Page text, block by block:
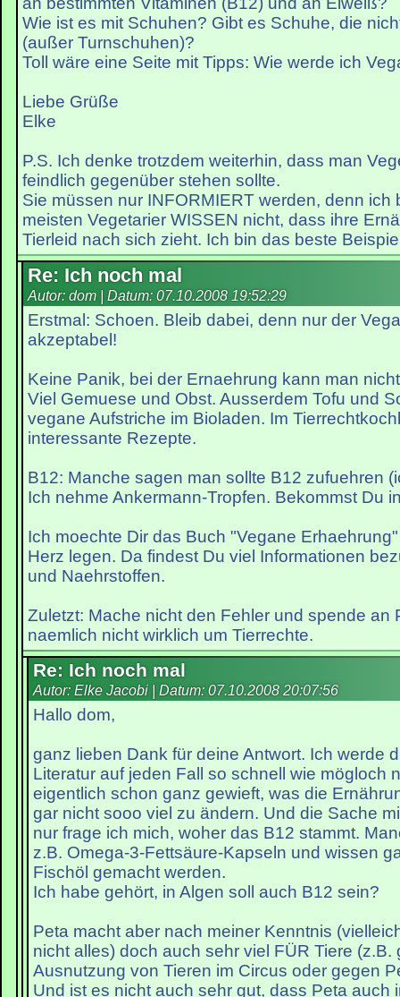
Wie ist es mit Schuhen? Gibt es Schuhe, die
(außer Turnschuhen)?
Toll wäre eine Seite mit Tipps: Wie werde ich
Liebe Grüße
Elke
P.S. Ich denke trotzdem weiterhin, dass man
feindlich gegenüber stehen sollte.
Sie müssen nur INFORMIERT werden, denn ich
meisten Vegetarier WISSEN nicht, dass ihre
Tierleid nach sich zieht. Ich bin das beste
Re: Ich noch mal
Autor: dom | Datum: 07.10.2008 19:52:29
Erstmal: Schoen. Bleib dabei, denn nur der
akzeptabel!
Keine Panik, bei der Ernaehrung kann man
Viel Gemuese und Obst. Ausserdem Tofu und
vegane Aufstriche im Bioladen. Im
interessante Rezepte.
B12: Manche sagen man sollte B12 zufuehren
Ich nehme Ankermann-Tropfen. Bekommst Du
Ich moechte Dir das Buch "Vegane
Herz legen. Da findest Du viel Informationen
und Naehrstoffen.
Zuletzt: Mache nicht den Fehler und spende an
naemlich nicht wirklich um Tierrechte.
Re: Ich noch mal
Autor: Elke Jacobi | Datum: 07.10.2008 20:07:56
Hallo dom,
ganz lieben Dank für deine Antwort. Ich werde
Literatur auf jeden Fall so schnell wie mögloch
eigentlich schon ganz gewieft, was die
gar nicht sooo viel zu ändern. Und die Sache
nur frage ich mich, woher das B12 stammt.
z.B. Omega-3-Fettsäure-Kapseln und wissen
Fischöl gemacht werden.
Ich habe gehört, in Algen soll auch B12 sein?
Peta macht aber nach meiner Kenntnis
nicht alles) doch auch sehr viel FÜR Tiere (z.B.
Ausnutzung von Tieren im Circus oder gegen
Und ist es nicht auch sehr gut, dass Peta auch